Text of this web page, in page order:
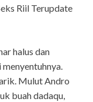
Riil Terupdate
halus dan
Mulut Andro
buah dadaqu,